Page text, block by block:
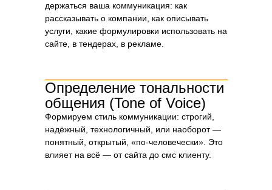
держаться ваша коммуникация: как
рассказывать о компании, как описывать
услуги, какие формулировки использовать на
сайте, в тендерах, в рекламе.
Определение тональности
общения (Tone of Voice)
Формируем стиль коммуникации: строгий,
надёжный, технологичный, или наоборот —
понятный, открытый, «по-человечески». Это
влияет на всё — от сайта до смс клиенту.